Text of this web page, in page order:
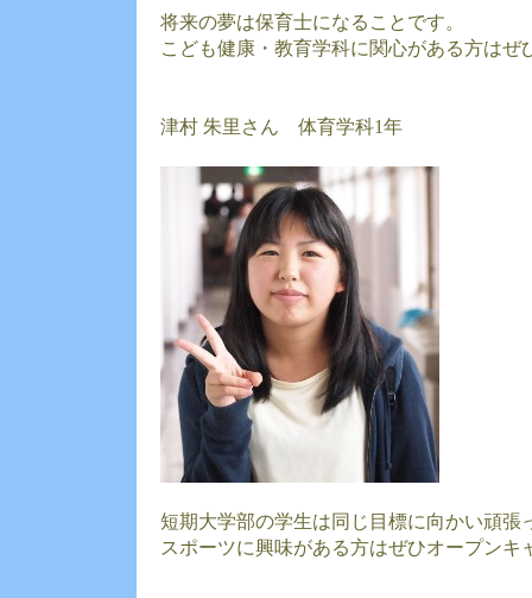
将来の夢は保育士になることです。
こども健康・教育学科に関心がある方はぜ
津村 朱里さん 体育学科1年
短期大学部の学生は同じ目標に向かい頑張
スポーツに興味がある方はぜひオープンキ